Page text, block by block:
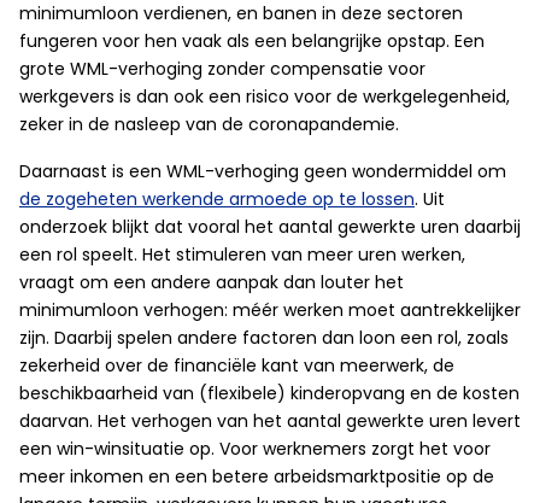
minimumloon verdienen, en banen in deze sectoren
fungeren voor hen vaak als een belangrijke opstap. Een
grote WML-verhoging zonder compensatie voor
werkgevers is dan ook een risico voor de werkgelegenheid,
zeker in de nasleep van de coronapandemie.
Daarnaast is een WML-verhoging geen wondermiddel om
de zogeheten werkende armoede op te lossen. Uit
onderzoek blijkt dat vooral het aantal gewerkte uren daarbij
een rol speelt. Het stimuleren van meer uren werken,
vraagt om een andere aanpak dan louter het
minimumloon verhogen: méér werken moet aantrekkelijker
zijn. Daarbij spelen andere factoren dan loon een rol, zoals
zekerheid over de financiële kant van meerwerk, de
beschikbaarheid van (flexibele) kinderopvang en de kosten
daarvan. Het verhogen van het aantal gewerkte uren levert
een win-winsituatie op. Voor werknemers zorgt het voor
meer inkomen en een betere arbeidsmarktpositie op de